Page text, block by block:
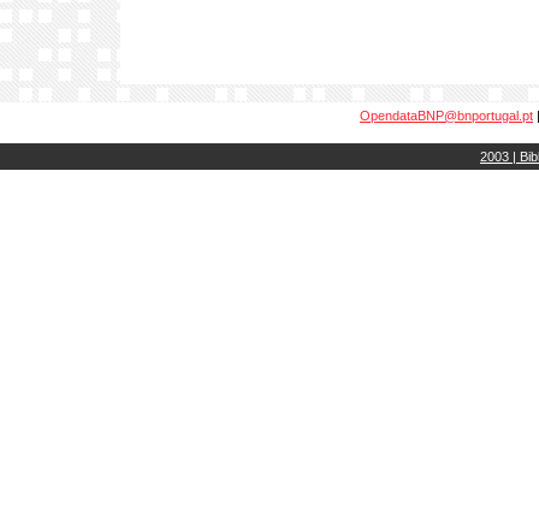
OpendataBNP@bnportugal.pt
2003 |